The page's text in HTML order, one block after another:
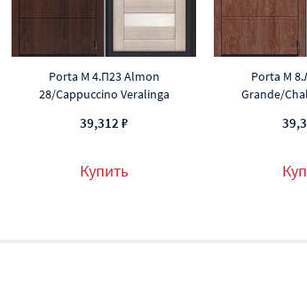
Porta M 4.П23 Almon
28/Cappuccino Veralinga
39,312 ₽
Купить
Porta M
Grande/